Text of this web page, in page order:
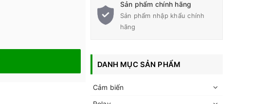
Sản phẩm chính hãng
Sản phẩm nhập khẩu chính
hãng
DANH MỤC SẢN PHẨM
Cảm biến